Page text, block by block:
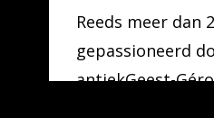
Reeds meer dan
gepassioneerd
antiekGeest-